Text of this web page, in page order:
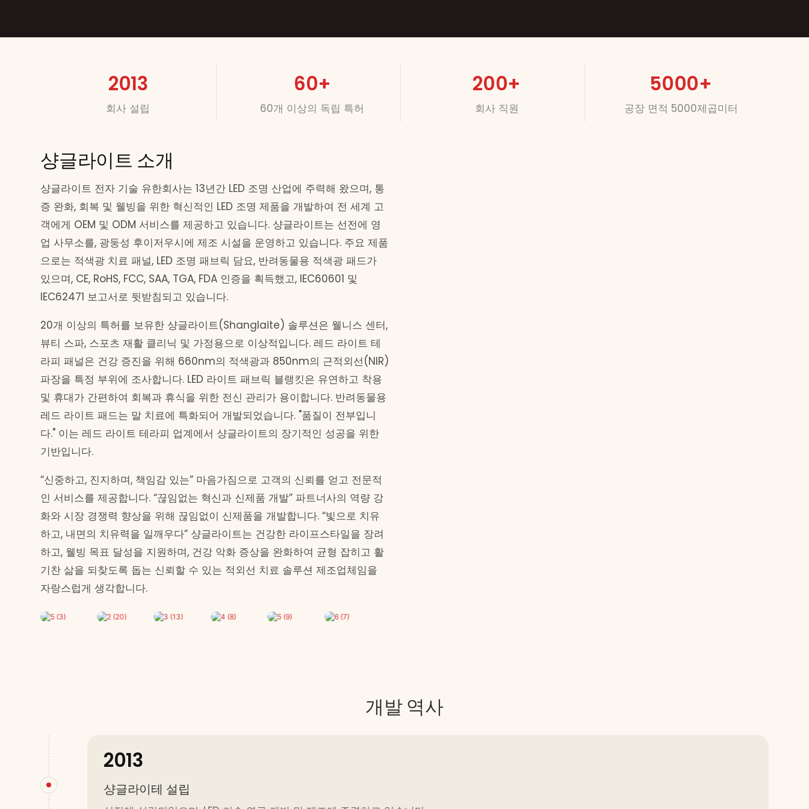
2013
회사 설립
60+
60개 이상의 독립 특허
200+
회사 직원
5000+
공장 면적 5000제곱미터
샹글라이트 소개
샹글라이트 전자 기술 유한회사는 13년간 LED 조명 산업에 주력해 왔으며, 통
증 완화, 회복 및 웰빙을 위한 혁신적인 LED 조명 제품을 개발하여 전 세계 고
객에게 OEM 및 ODM 서비스를 제공하고 있습니다. 샹글라이트는 선전에 영
업 사무소를, 광둥성 후이저우시에 제조 시설을 운영하고 있습니다. 주요 제품
으로는 적색광 치료 패널, LED 조명 패브릭 담요, 반려동물용 적색광 패드가
있으며, CE, RoHS, FCC, SAA, TGA, FDA 인증을 획득했고, IEC60601 및
IEC62471 보고서로 뒷받침되고 있습니다.
20개 이상의 특허를 보유한 샹글라이트(Shanglaite) 솔루션은 웰니스 센터,
뷰티 스파, 스포츠 재활 클리닉 및 가정용으로 이상적입니다. 레드 라이트 테
라피 패널은 건강 증진을 위해 660nm의 적색광과 850nm의 근적외선(NIR)
파장을 특정 부위에 조사합니다. LED 라이트 패브릭 블랭킷은 유연하고 착용
및 휴대가 간편하여 회복과 휴식을 위한 전신 관리가 용이합니다. 반려동물용
레드 라이트 패드는 말 치료에 특화되어 개발되었습니다. "품질이 전부입니
다." 이는 레드 라이트 테라피 업계에서 샹글라이트의 장기적인 성공을 위한
기반입니다.
“신중하고, 진지하며, 책임감 있는” 마음가짐으로 고객의 신뢰를 얻고 전문적
인 서비스를 제공합니다. “끊임없는 혁신과 신제품 개발” 파트너사의 역량 강
화와 시장 경쟁력 향상을 위해 끊임없이 신제품을 개발합니다. “빛으로 치유
하고, 내면의 치유력을 일깨우다” 샹글라이트는 건강한 라이프스타일을 장려
하고, 웰빙 목표 달성을 지원하며, 건강 악화 증상을 완화하여 균형 잡히고 활
기찬 삶을 되찾도록 돕는 신뢰할 수 있는 적외선 치료 솔루션 제조업체임을
자랑스럽게 생각합니다.
개발 역사
2013
샹글라이테 설립